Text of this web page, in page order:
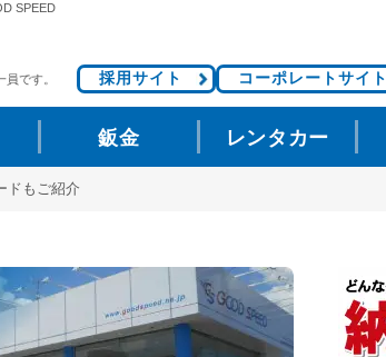
SPEED
です。 採用サイト コーポレートサイト
鈑金 レンタカー
ドもご紹介